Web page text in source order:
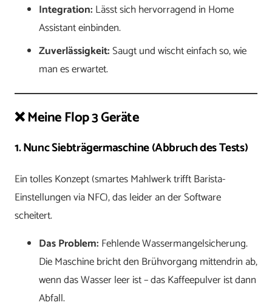
Integration: Lässt sich hervorragend in Home
Assistant einbinden.
Zuverlässigkeit:Saugt und wischt einfach so, wie
man es erwartet.
❌ Meine Flop 3 Geräte
1. Nunc Siebträgermaschine (Abbruch des Tests)
Ein tolles Konzept (smartes Mahlwerk trifft Barista-
Einstellungen via NFC), das leider an der Software
scheitert.
Das Problem: Fehlende Wassermangelsicherung.
Die Maschine bricht den Brühvorgang mittendrin ab,
wenn das Wasser leer ist – das Kaffeepulver ist dann
Abfall.